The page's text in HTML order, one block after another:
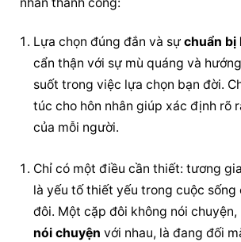
nhân thành công:
Lựa chọn đúng đắn và sự chuẩn bị
cẩn thận với sự mù quáng và
suốt trong việc lựa chọn bạn đời.
túc cho hôn nhân giúp xác định rõ
của mỗi người.
Chỉ có một điều cần thiết: tương
là yếu tố thiết yếu trong cuộc sống
nói chuyện với nhau, là đang đối